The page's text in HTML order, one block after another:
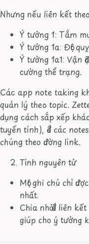
Nhưng nếu liên kết
Ý tưởng 1: Tắm
Ý tưởng 1a: Đột
Ý tưởng 1a1: Vận
cường thể trạng.
Các app note taking
quản lý theo topic.
dụng cách sắp xếp
tuyến tính), để các
chúng theo đường link.
Tính nguyên tử
Một ghi chú chỉ
nhất.
Chia nhỏ để liên
giúp cho ý tưởng